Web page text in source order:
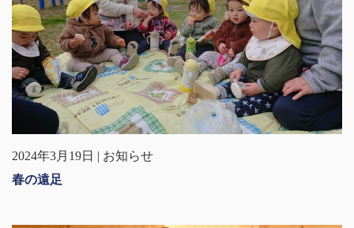
2024年3月19日 | お知らせ
春の遠足